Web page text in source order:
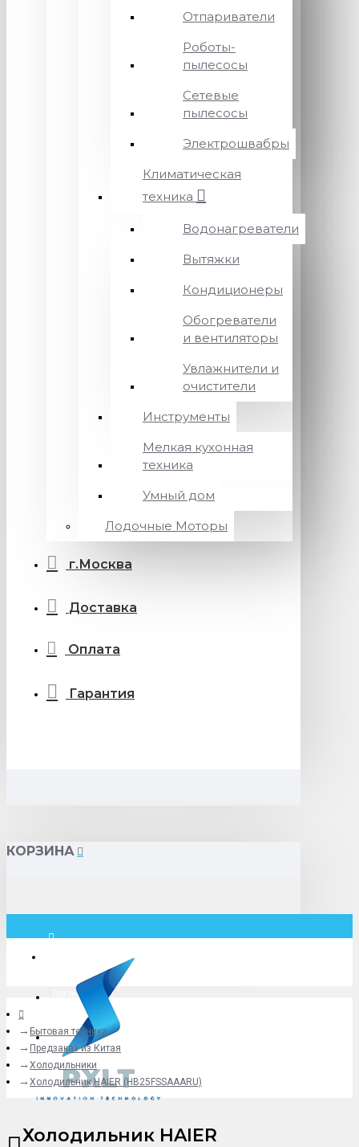
Отпариватели
Роботы-
пылесосы
Сетевые
пылесосы
Электрошвабры
Климатическая
техника
Водонагреватели
Вытяжки
Кондиционеры
Обогреватели
и вентиляторы
Увлажнители и
очистители
Инструменты
Мелкая кухонная
техника
Умный дом
Лодочные Моторы
г.Москва
Доставка
Оплата
Гарантия
КОРЗИНА
Логин
+79775619766
Бытовая техника
Предзаказ из Китая
Холодильники
Холодильник HAIER (HB25FSSAAARU)
Холодильник HAIER